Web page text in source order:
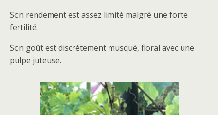
Son rendement est assez limité malgré une forte
fertilité.
Son goût est discrètement musqué, floral avec une
pulpe juteuse.